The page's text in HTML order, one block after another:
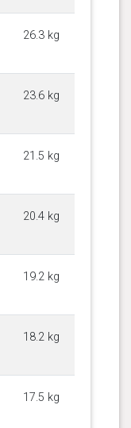
26.3 kg
23.6 kg
21.5 kg
20.4 kg
19.2 kg
18.2 kg
17.5 kg